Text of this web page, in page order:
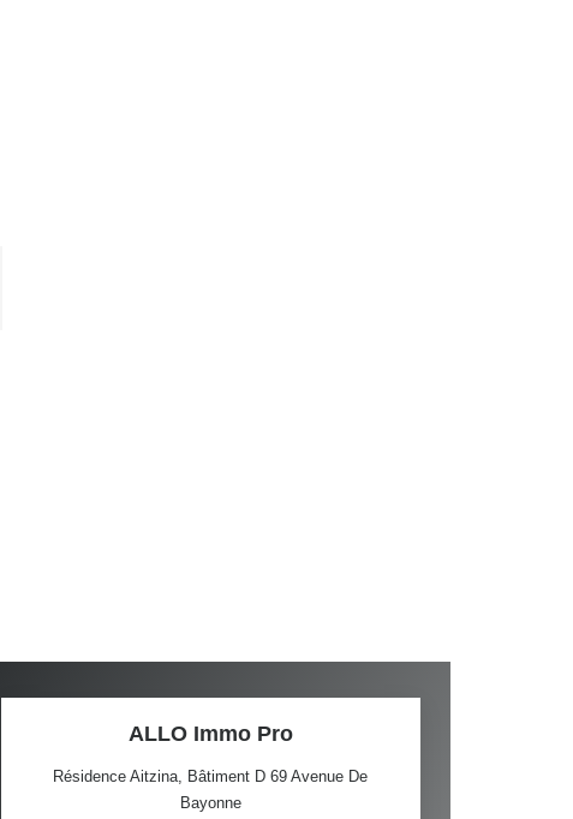
ALLO Immo Pro
Résidence Aitzina, Bâtiment D 69 Avenue De
Bayonne